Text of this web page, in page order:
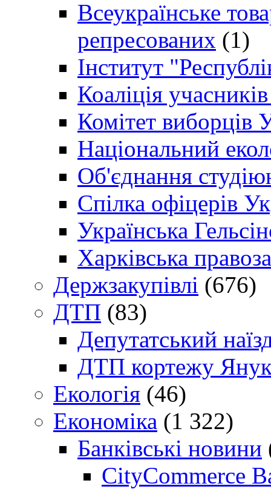
Всеукраїнське
репресованих (1)
Інститут
Коаліція
Комітет виборців
Національний
Об'єднання
Спілка офіцерів
Українська
Харківська
Держзакупівлі (676)
ДТП (83)
Депутатський
ДТП кортежу
Екологія (46)
Економіка (1 322)
Банківські новини
CityCommerce